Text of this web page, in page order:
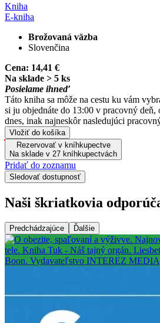
Kniha
E-kniha
Brožovaná väzba
Slovenčina
Cena: 14,41 €
Na sklade > 5 ks
Posielame ihneď
Táto kniha sa môže na cestu ku vám
si ju objednáte do 13:00 v pracovný deň,
dnes, inak najneskôr nasledujúci
Vložiť do košíka
Rezervovať v kníhkupectve
Na sklade v 27 kníhkupectvách
Pridať do zoznamu
Sledovať dostupnosť
Naši škriatkovia
Predchádzajúce Ďalšie